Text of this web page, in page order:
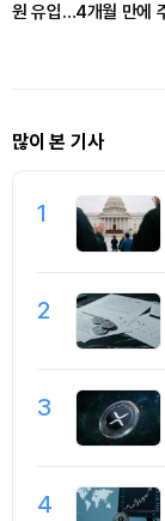
원 유입…4개월 만에
많이 본 기사
1
2
3
4